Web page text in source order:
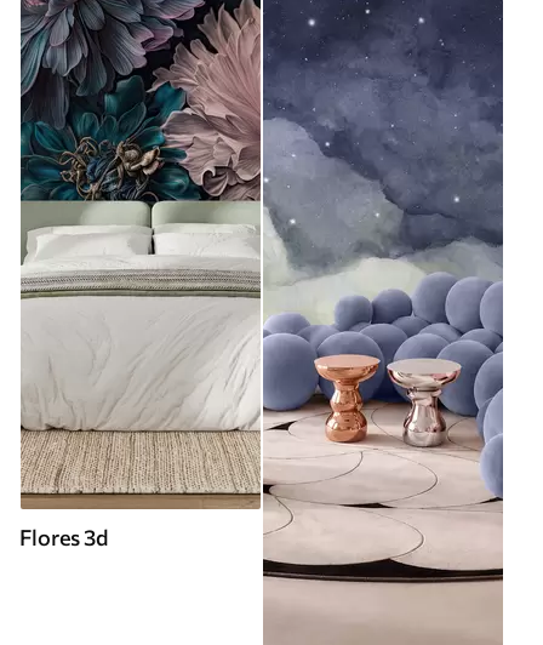
Flores 3d